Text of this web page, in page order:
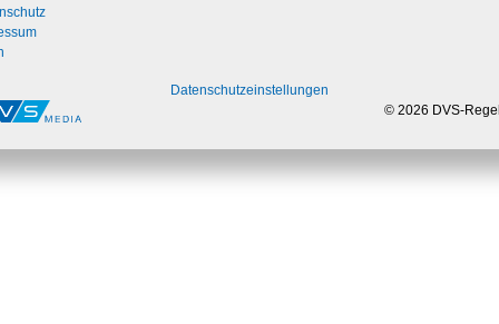
Datenschutzeinstellungen
© 2026 DVS-